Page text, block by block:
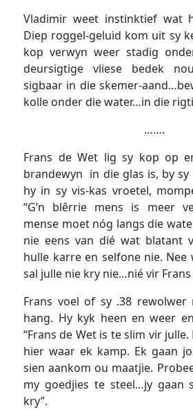
Vladimir weet instinktief wat
Diep roggel-geluid kom uit sy
kop verwyn weer stadig
deursigtige vliese bedek
sigbaar in die skemer-
kolle onder die water…in die
…….
Frans de Wet lig sy kop op
brandewyn in die glas is, by sy
hy in sy vis-kas vroetel,
“G’n blêrrie mens is meer
mense moet nóg langs die
nie eens van dié wat blatant
hulle karre en selfone nie.
sal julle nie kry nie…nié vir Frans
Frans voel of sy .38 rewolwer
hang. Hy kyk heen en weer
“Frans de Wet is te slim vir
hier waar ek kamp. Ek gaan
sien aankom ou maatjie.
my goedjies te steel…jy gaan
kry”.